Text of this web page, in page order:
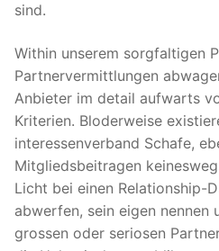
sind.
Within unserem sorgfaltigen
Partnervermittlungen
Anbieter im detail aufwarts
Kriterien. Bloderweise
interessenverband Schafe,
Mitgliedsbeitragen
Licht bei einen Relationship-
abwerfen, sein eigen nennen
grossen oder seriosen